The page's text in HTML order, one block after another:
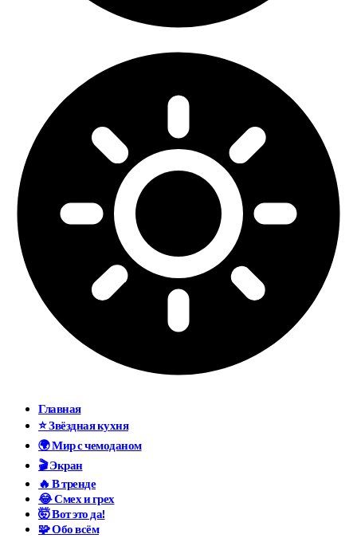
Главная
⭐ Звёздная кухня
🌍 Мир с чемоданом
🎬 Экран
🔥 В тренде
😂 Смех и грех
🤯 Вот это да!
🧩 Обо всём